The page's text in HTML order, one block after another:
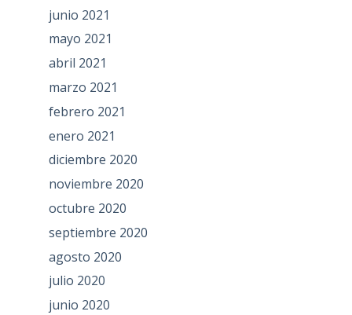
junio 2021
mayo 2021
abril 2021
marzo 2021
febrero 2021
enero 2021
diciembre 2020
noviembre 2020
octubre 2020
septiembre 2020
agosto 2020
julio 2020
junio 2020